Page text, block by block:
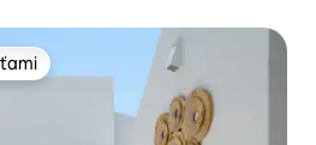
hosťami